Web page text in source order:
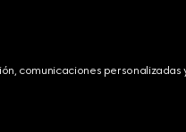
comunicaciones personalizadas